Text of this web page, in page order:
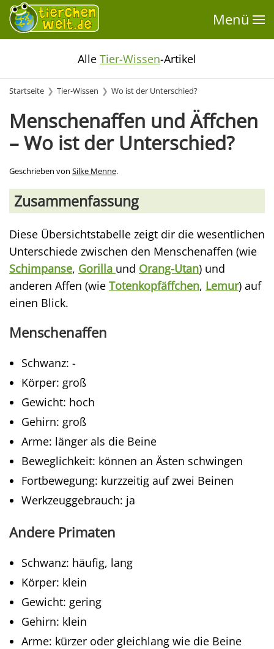
Menü
Alle Tier-Wissen-Artikel
Startseite Tier-Wissen Wo ist der Unterschied?
Menschenaffen und Äffchen
– Wo ist der Unterschied?
Geschrieben von Silke Menne.
Zusammenfassung
Diese Übersichtstabelle zeigt dir die wesentlichen
Unterschiede zwischen den Menschenaffen (wie
Schimpanse, Gorilla und Orang-Utan) und
anderen Affen (wie Totenkopfäffchen, Lemur) auf
einen Blick.
Menschenaffen
Schwanz: -
Körper: groß
Gewicht: hoch
Gehirn: groß
Arme: länger als die Beine
Beweglichkeit: können an Ästen schwingen
Fortbewegung: kurzzeitig auf zwei Beinen
Werkzeuggebrauch: ja
Andere Primaten
Schwanz: häufig, lang
Körper: klein
Gewicht: gering
Gehirn: klein
Arme: kürzer oder gleichlang wie die Beine